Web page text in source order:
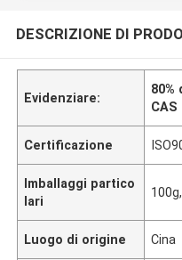
DESCRIZIONE DI
Evidenziare:
80%
CAS
Certificazione
Imballaggi partico
lari
Luogo di origine Cina